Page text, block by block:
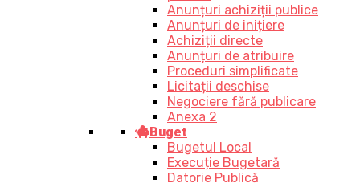
Anunțuri achiziții publice
Anunțuri de inițiere
Achiziții directe
Anunțuri de atribuire
Proceduri simplificate
Licitații deschise
Negociere fără publicare
Anexa 2
Buget
Bugetul Local
Execuție Bugetară
Datorie Publică